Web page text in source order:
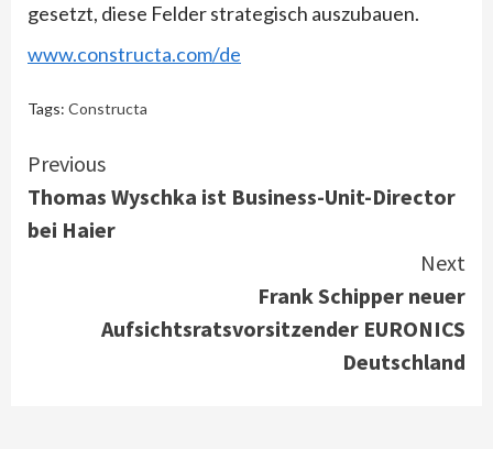
gesetzt, diese Felder strategisch auszubauen.
www.constructa.com/de
Tags: Constructa
Continue
Reading
Previous
Thomas Wyschka ist Business-Unit-Director
bei Haier
Next
Frank Schipper neuer
Aufsichtsratsvorsitzender EURONICS
Deutschland